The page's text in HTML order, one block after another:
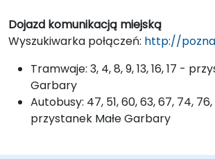
Dojazd komunikacją miejską
Wyszukiwarka połączeń: http://
Tramwaje: 3, 4, 8, 9, 13, 16, 17 -
Garbary
Autobusy: 47, 51, 60, 63, 67, 74, 76,
przystanek Małe Garbary